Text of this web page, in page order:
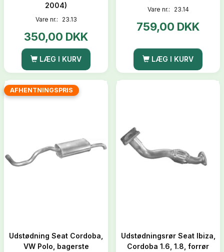
2004)
Vare nr.: 23.13
350,00 DKK
LÆG I KURV
Vare nr.: 23.14
759,00 DKK
LÆG I KURV
AFHENTNINGSPRIS
Udstødning Seat Cordoba,
VW Polo, bagerste
Udstødningsrør Seat Ibiza,
Cordoba 1.6, 1.8, forrør